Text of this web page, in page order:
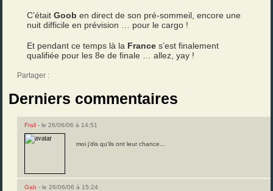
C’étaitGoob en direct de son pré-sommeil, encore une
nuit difficile en prévision … pour le cargo !
Et pendant ce temps là la France s’est finalement
qualifiée pour les 8e de finale … allez, yay !
Partager :
Derniers commentaires
Frall - le 26/06/06 à 14:51
moi j’dis qu’ils ont leur chance...
Gab - le 26/06/06 à 15:24